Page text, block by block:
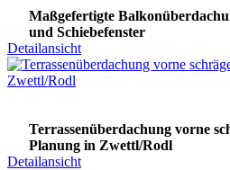
Maßgefertigte
und Schiebefenster
Detailansicht
Terrassenüberdachung vorne
Planung in Zwettl/Rodl
Detailansicht